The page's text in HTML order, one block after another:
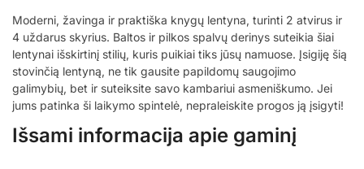
Moderni, žavinga ir praktiška knygų lentyna, turinti 2 atvirus ir
4 uždarus skyrius. Baltos ir pilkos spalvų derinys suteikia šiai
lentynai išskirtinį stilių, kuris puikiai tiks jūsų namuose. Įsigiję šią
stovinčią lentyną, ne tik gausite papildomų saugojimo
galimybių, bet ir suteiksite savo kambariui asmeniškumo. Jei
jums patinka ši laikymo spintelė, nepraleiskite progos ją įsigyti!
Išsami informacija apie gaminį